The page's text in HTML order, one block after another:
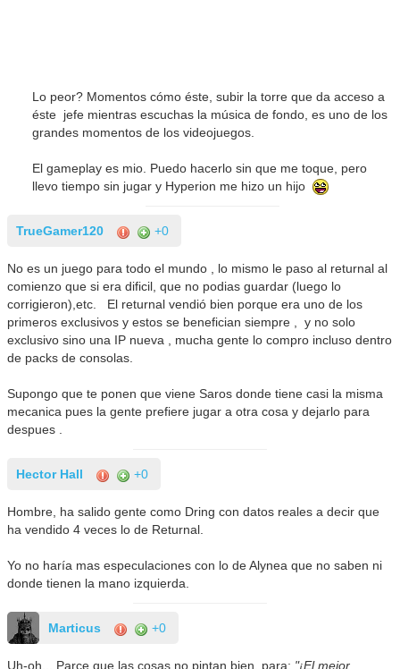
Lo peor? Momentos cómo éste, subir la torre que da acceso a
éste jefe mientras escuchas la música de fondo, es uno de los
grandes momentos de los videojuegos.
El gameplay es mio. Puedo hacerlo sin que me toque, pero
llevo tiempo sin jugar y Hyperion me hizo un hijo
TrueGamer120 +0
No es un juego para todo el mundo , lo mismo le paso al returnal al
comienzo que si era dificil, que no podias guardar (luego lo
corrigieron),etc. El returnal vendió bien porque era uno de los
primeros exclusivos y estos se benefician siempre , y no solo
exclusivo sino una IP nueva , mucha gente lo compro incluso dentro
de packs de consolas.
Supongo que te ponen que viene Saros donde tiene casi la misma
mecanica pues la gente prefiere jugar a otra cosa y dejarlo para
despues .
Hector Hall +0
Hombre, ha salido gente como Dring con datos reales a decir que
ha vendido 4 veces lo de Returnal.
Yo no haría mas especulaciones con lo de Alynea que no saben ni
donde tienen la mano izquierda.
Marticus +0
Uh-oh... Parce que las cosas no pintan bien, para: "¡El mejor